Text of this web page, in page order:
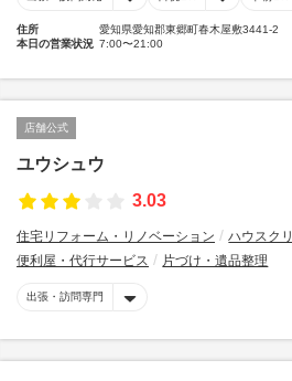
住所
愛知県愛知郡東郷町春木屋敷3441-2
本日の営業状況 7:00〜21:00
店舗公式
ユウシュウ
3.03
住宅リフォーム・リノベーション ハウスク
便利屋・代行サービス
片づけ・遺品整理
出張・訪問専門